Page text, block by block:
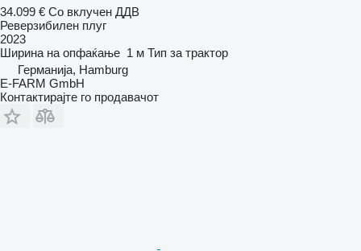
34.099 € Со вклучен ДДВ
Реверзибилен плуг
2023
Ширина на опфаќање 1 м Тип за трактор
Германија, Hamburg
E-FARM GmbH
Контактирајте го продавачот